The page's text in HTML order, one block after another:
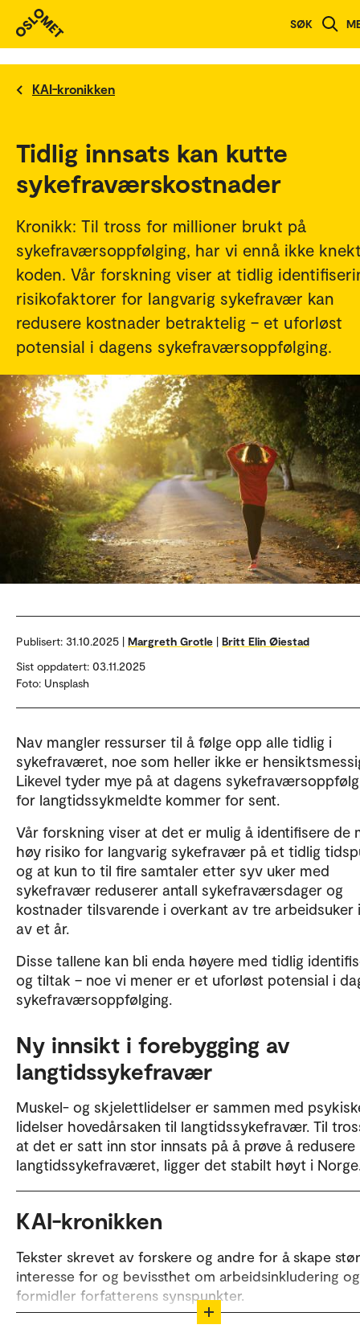
SØK
KAI-kronikken
Tidlig innsats kan kutte
sykefraværskostnader
Kronikk: Til tross for millioner brukt på
sykefraværsoppfølging, har vi ennå ikke
koden. Vår forskning viser at tidlig
risikofaktorer for langvarig sykefravær kan
redusere kostnader betraktelig – et uforløst
potensial i dagens sykefraværsoppfølging.
Publisert: 31.10.2025 | Margreth Grotle | Britt Elin Øiestad
Sist oppdatert: 03.11.2025
Foto: Unsplash
Nav mangler ressurser til å følge opp alle tidlig i
sykefraværet, noe som heller ikke er
Likevel tyder mye på at dagens
for langtidssykmeldte kommer for sent.
Vår forskning viser at det er mulig å identifisere de
høy risiko for langvarig sykefravær på et tidlig
og at kun to til fire samtaler etter syv uker med
sykefravær reduserer antall sykefraværsdager og
kostnader tilsvarende i overkant av tre arbeidsuker
av et år.
Disse tallene kan bli enda høyere med tidlig
og tiltak – noe vi mener er et uforløst potensial i
sykefraværsoppfølging.
Ny innsikt i forebygging av
langtidssykefravær
Muskel- og skjelettlidelser er sammen med
lidelser hovedårsaken til langtidssykefravær. Til
at det er satt inn stor innsats på å prøve å redusere
langtidssykefraværet, ligger det stabilt høyt i
KAI-kronikken
Tekster skrevet av forskere og andre for å skape
interesse for og bevissthet om arbeidsinkludering og
formidler forfatterens synspunkter.
Ønsker du å skrive for KAI-kronikken? Ta kontakt